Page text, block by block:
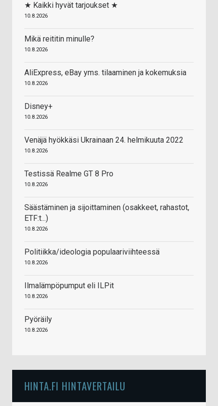
★ Kaikki hyvät tarjoukset ★
10.8.2026
Mikä reititin minulle?
10.8.2026
AliExpress, eBay yms. tilaaminen ja kokemuksia
10.8.2026
Disney+
10.8.2026
Venäjä hyökkäsi Ukrainaan 24. helmikuuta 2022
10.8.2026
Testissä Realme GT 8 Pro
10.8.2026
Säästäminen ja sijoittaminen (osakkeet, rahastot,
ETF:t...)
10.8.2026
Politiikka/ideologia populaariviihteessä
10.8.2026
Ilmalämpöpumput eli ILPit
10.8.2026
Pyöräily
10.8.2026
HINTA.FI HINTAVERTAILU